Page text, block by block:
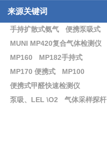
来源关键词
手持扩散式氨气
便携泵吸式
MUNI MP420复合气体检测仪
MP160
MP182手持式
MP170 便携式
MP100
便携式甲醛快速检测仪
泵吸、LEL \O2
气体采样探杆